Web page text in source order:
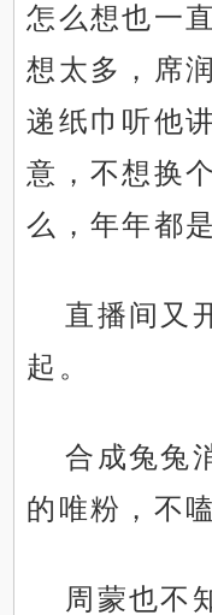
怎么想也一
想太多，席
递纸巾听他
意，不想换
么，年年都
直播间又
起。
合成兔兔
的唯粉，不
周蒙也不